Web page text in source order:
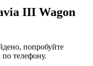
III Wagon
попробуйте
телефону.